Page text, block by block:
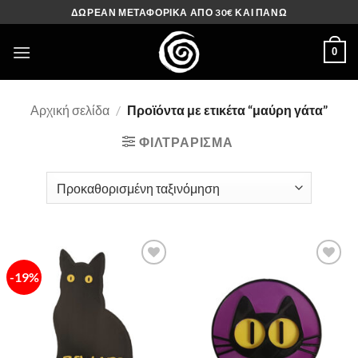
στο
περιεχόμενο
ΔΩΡΕΑΝ ΜΕΤΑΦΟΡΙΚΑ ΑΠΟ 30€ ΚΑΙ ΠΑΝΩ
0
Αρχική σελίδα / Προϊόντα με ετικέτα “μαύρη γάτα”
ΦΙΛΤΡΆΡΙΣΜΑ
-19%
στην λίστα
επιθυμιών